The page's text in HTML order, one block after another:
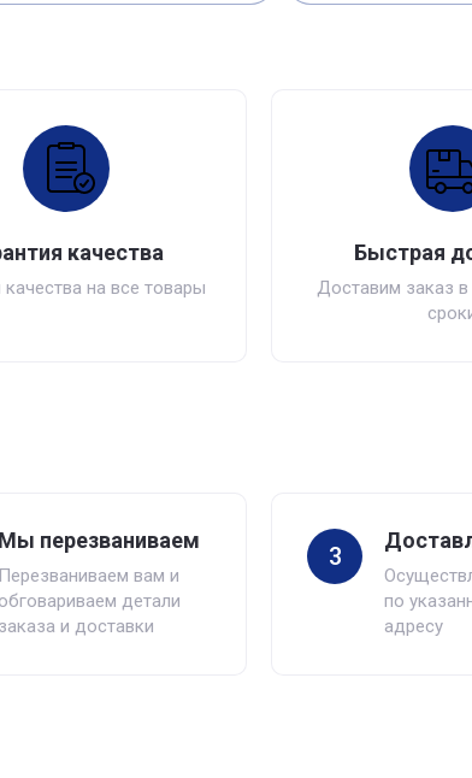
качества
качества на все товары
Быстрая
Доставим заказ
Мы перезваниваем
Перезваниваем вам и
обговариваем детали
заказа и доставки
3
по
адресу